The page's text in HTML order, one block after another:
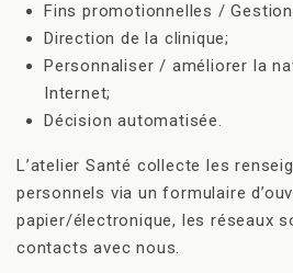
Fins promotionnelles /
Direction de la clinique;
Personnaliser / améliorer la
Internet;
Décision automatisée.
L’atelier Santé collecte les
personnels via un formulaire
papier/électronique, les réseaux
contacts avec nous.